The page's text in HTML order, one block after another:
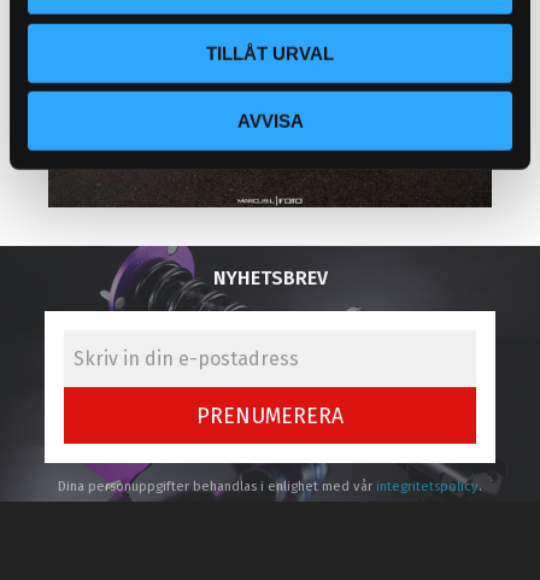
TILLÅT URVAL
AVVISA
NYHETSBREV
PRENUMERERA
Dina personuppgifter behandlas i enlighet med vår integritetspolicy.